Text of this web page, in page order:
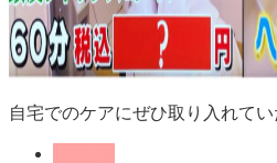
自宅でのケアにぜひ取り入れてい